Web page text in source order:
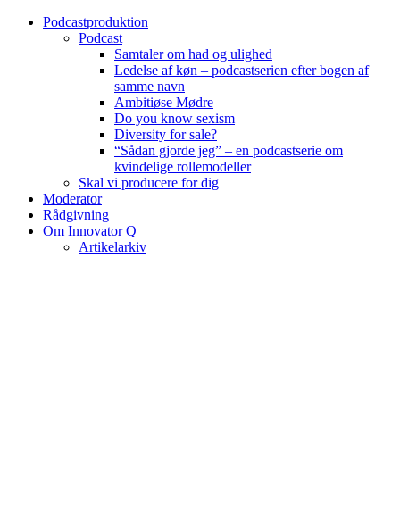
Podcastproduktion
Podcast
Samtaler om had og ulighed
Ledelse af køn – podcastserien efter bogen af
samme navn
Ambitiøse Mødre
Do you know sexism
Diversity for sale?
“Sådan gjorde jeg” – en podcastserie om
kvindelige rollemodeller
Skal vi producere for dig
Moderator
Rådgivning
Om Innovator Q
Artikelarkiv